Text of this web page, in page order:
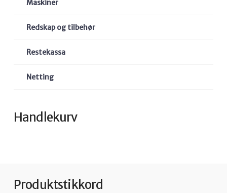
Maskiner
Redskap og tilbehør
Restekassa
Netting
Handlekurv
Produktstikkord